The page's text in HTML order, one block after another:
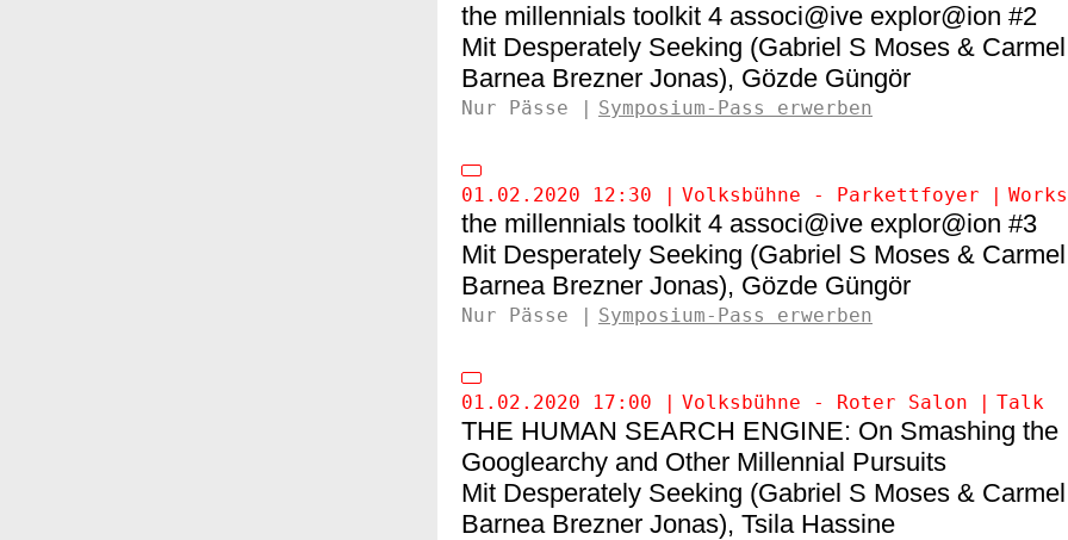
the millennials toolkit 4 associ@ive explor@ion #2
Desperately Seeking (Gabriel S Moses & Carmel
Barnea Brezner Jonas) Gözde Güngör
Nur Pässe Symposium-Pass erwerben
01.02.2020 12:30 Volksbühne - Parkettfoyer
the millennials toolkit 4 associ@ive explor@ion #3
Desperately Seeking (Gabriel S Moses & Carmel
Barnea Brezner Jonas) Gözde Güngör
Nur Pässe Symposium-Pass erwerben
01.02.2020 17:00 Volksbühne - Roter Salon Talk
THE HUMAN SEARCH ENGINE: On Smashing the
Googlearchy and Other Millennial Pursuits
Desperately Seeking (Gabriel S Moses & Carmel
Barnea Brezner Jonas) Tsila Hassine